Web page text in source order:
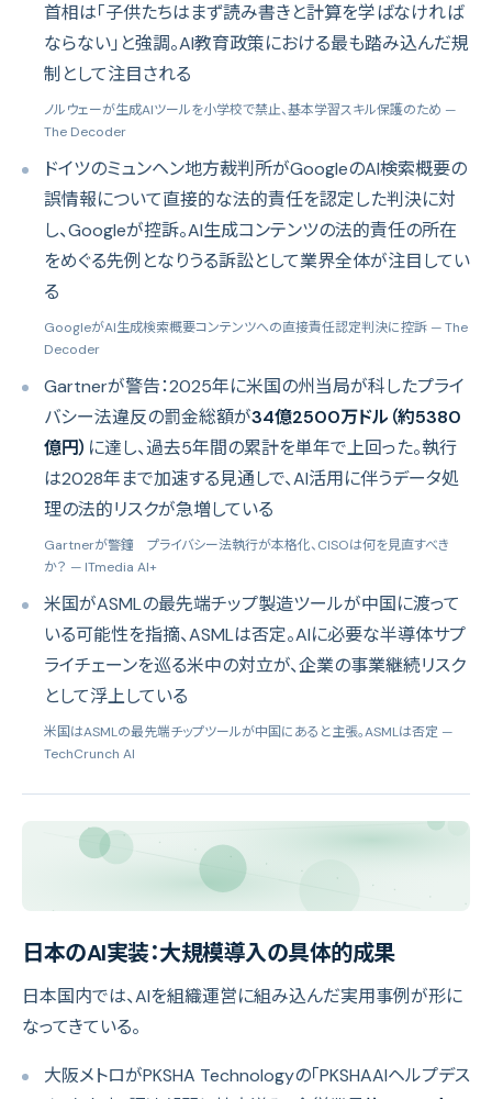
首相は「子供たちはまず読み書きと計算を学ばなければ
ならない」と強調。AI教育政策における最も踏み込んだ規
制として注目される
ノルウェーが生成AIツールを小学校で禁止、基本学習スキル保護のため —
The Decoder
ドイツのミュンヘン地方裁判所がGoogleのAI検索概要の
誤情報について直接的な法的責任を認定した判決に対
し、Googleが控訴。AI生成コンテンツの法的責任の所在
をめぐる先例となりうる訴訟として業界全体が注目してい
る
GoogleがAI生成検索概要コンテンツへの直接責任認定判決に控訴 — The
Decoder
Gartnerが警告：2025年に米国の州当局が科したプライ
バシー法違反の罰金総額が34億2500万ドル（約5380
億円） に達し、過去5年間の累計を単年で上回った。執行
は2028年まで加速する見通しで、AI活用に伴うデータ処
理の法的リスクが急増している
Gartnerが警鐘 プライバシー法執行が本格化、CISOは何を見直すべき
か？ — ITmedia AI+
米国がASMLの最先端チップ製造ツールが中国に渡って
いる可能性を指摘、ASMLは否定。AIに必要な半導体サプ
ライチェーンを巡る米中の対立が、企業の事業継続リスク
として浮上している
米国はASMLの最先端チップツールが中国にあると主張。ASMLは否定 —
TechCrunch AI
日本のAI実装：大規模導入の具体的成果
日本国内では、AIを組織運営に組み込んだ実用事例が形に
なってきている。
大阪メトロがPKSHA Technologyの「PKSHAAIヘルプデス